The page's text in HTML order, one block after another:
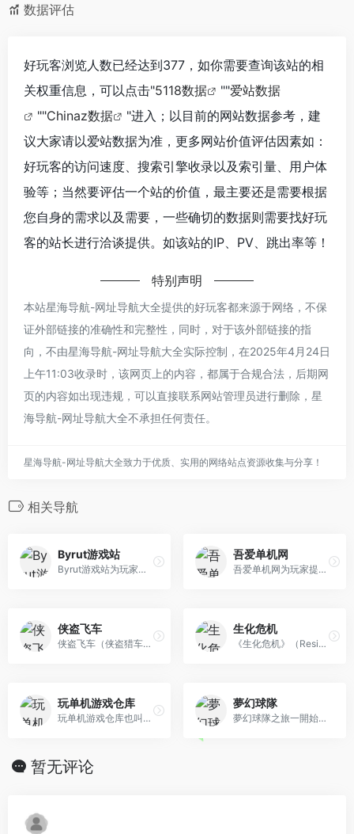
数据评估
好玩客浏览人数已经达到377，如你需要查询该站的相
关权重信息，可以点击"5118数据 ""爱站数据
""Chinaz数据
"进入；以目前的网站数据参考，建
议大家请以爱站数据为准，更多网站价值评估因素如：
好玩客的访问速度、搜索引擎收录以及索引量、用户体
验等；当然要评估一个站的价值，最主要还是需要根据
您自身的需求以及需要，一些确切的数据则需要找好玩
客的站长进行洽谈提供。如该站的IP、PV、跳出率等！
特别声明
本站星海导航-网址导航大全提供的好玩客都来源于网络，不保
证外部链接的准确性和完整性，同时，对于该外部链接的指
向，不由星海导航-网址导航大全实际控制，在2025年4月24日
上午11:03收录时，该网页上的内容，都属于合规合法，后期网
页的内容如出现违规，可以直接联系网站管理员进行删除，星
海导航-网址导航大全不承担任何责任。
星海导航-网址导航大全致力于优质、实用的网络站点资源收集与分享！
相关导航
Byrut游戏站
Byrut游戏站为玩家提供最新的单机游戏资源下载。
吾爱单机网
吾爱单机网为玩家提供最新的游戏、攻略、单机游戏资源、汉化资源、游戏补丁。
侠盗飞车
侠盗飞车（侠盗猎车手）是由Rockstar Games开发的以犯罪为主题的世界著名游戏，在黑帮的背景下混合了驾驶、枪战、格斗、养成乃至经营的元素。该游戏是《侠盗猎车手》系列游戏的初代作品。游戏中，玩家扮演黑帮分子，通过交火、飙车等方式，来提高自己的“威望”。
生化危机
《生化危机》（Resident Evil）是由日本CAPCOM公司推出的电子系列单机游戏。游戏成为以丧尸等恐怖元素为主题的游戏中极具影响力的代表作品。生化危机 系列目前共推出了九款正篇游戏，而第十款正在开发中。除了电玩游戏之外，生化危机系列还衍生出了漫画、电影、小说等多种改编作品。
玩单机游戏仓库
玩单机游戏仓库也叫玩单机网，提供单机游戏试玩与正版游戏推荐，提供单机游戏下载、游戏修改器下载、steam游戏账号分享。
夢幻球隊
夢幻球隊之旅一開始，玩家會有一隊由原創球員組成的球隊。這班球員能力一般，所以最好簽入一些新球員。要簽下球員，就必須前往[簽約]。建議查看「標準球員清單」，可在那裡用歡迎獎勵簽下球員 。
暂无评论